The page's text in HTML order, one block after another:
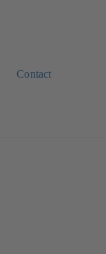
Contact